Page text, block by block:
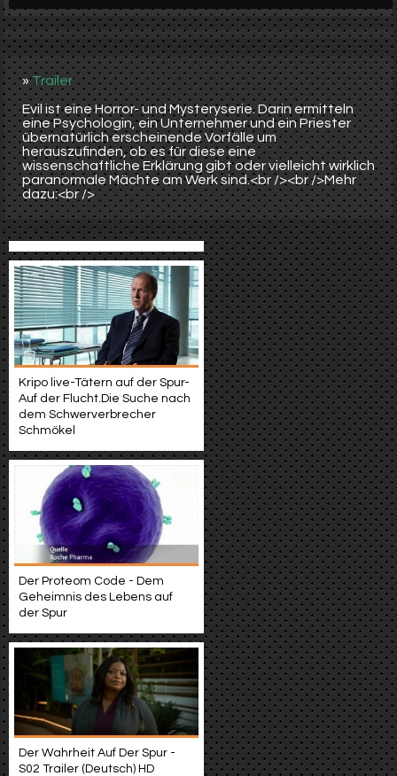
Video suchen
»Trailer
Evil ist eine Horror- und Mysteryserie. Darin ermitteln
eine Psychologin, ein Unternehmer und ein Priester
übernatürlich erscheinende Vorfälle um
herauszufinden, ob es für diese eine
wissenschaftliche Erklärung gibt oder vielleicht wirklich
paranormale Mächte am Werk sind.<br /><br />Mehr
dazu:<br />
Kripo live-Tätern auf der Spur-
Auf der Flucht.Die Suche nach
dem Schwerverbrecher
Schmökel
Der Proteom Code - Dem
Geheimnis des Lebens auf
der Spur
Der Wahrheit Auf Der Spur -
S02 Trailer (Deutsch) HD